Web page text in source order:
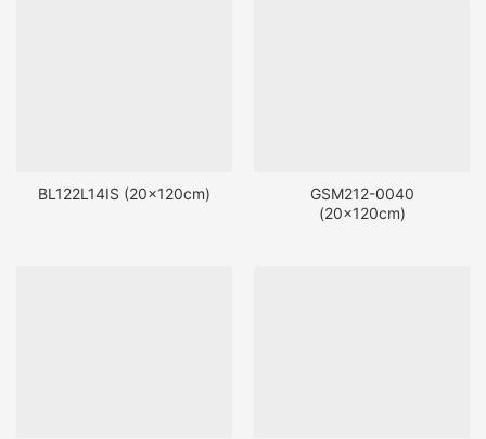
BL122L14IS (20x120cm)
GSM212-0040
(20x120cm)